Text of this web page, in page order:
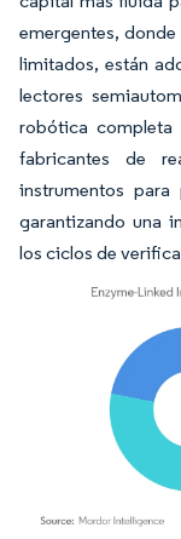
emergentes,
limitados, están
lectores
robótica completa
fabricantes de
instrumentos
garantizando una
los ciclos de